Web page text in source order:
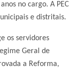
no cargo. A PEC
e distritais.
os servidores
Geral de
a Reforma,